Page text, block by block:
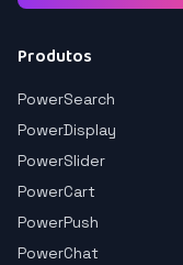
Produtos
PowerSearch
PowerDisplay
PowerSlider
PowerCart
PowerPush
PowerChat